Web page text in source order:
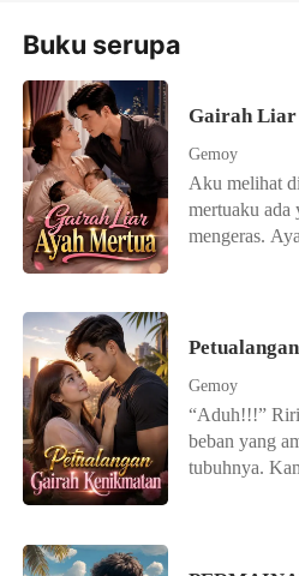
Buku serupa
Gairah Liar
Gemoy
Aku melihat
mertuaku ada
mengeras.
aku jadi deg-
menenangkan
mengambil
ayah tiba-tiba
piringnya. Dia
Gemoy
“Aduh!!!”
beban yang
tubuhnya.